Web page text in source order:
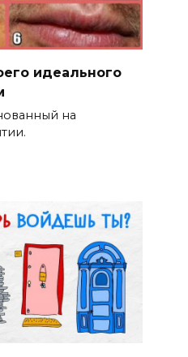
идеального
на